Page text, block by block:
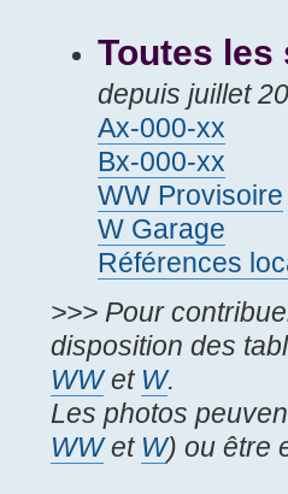
Toutes les
depuis juillet
Ax-000-xx
Bx-000-xx
WW Provisoire
W Garage
Références
>>> Pour
disposition des
WWet W.
Les photos
WWet W) ou être